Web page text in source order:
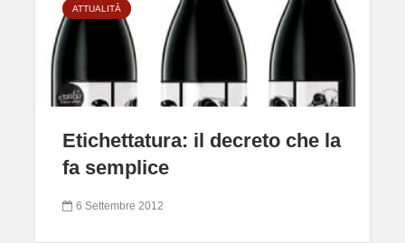
ATTUALITÀ
Etichettatura: il decreto che la
fa semplice
6 Settembre 2012